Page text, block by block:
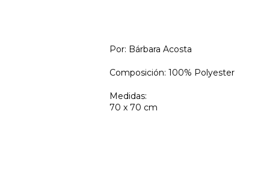
Por: Bárbara Acosta
Composición: 100% Polyester
Medidas:
70 x 70 cm